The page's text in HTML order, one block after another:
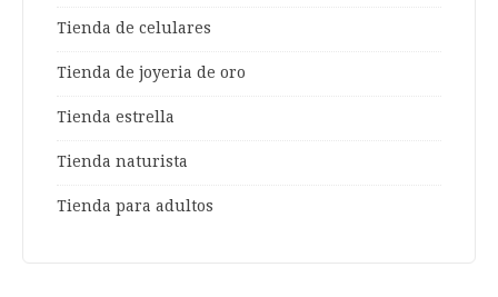
Tienda de celulares
Tienda de joyeria de oro
Tienda estrella
Tienda naturista
Tienda para adultos